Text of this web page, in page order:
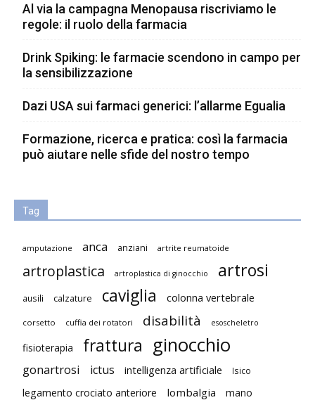
Al via la campagna Menopausa riscriviamo le
regole: il ruolo della farmacia
Drink Spiking: le farmacie scendono in campo per
la sensibilizzazione
Dazi USA sui farmaci generici: l’allarme Egualia
Formazione, ricerca e pratica: così la farmacia
può aiutare nelle sfide del nostro tempo
Tag
amputazione anca anziani artrite reumatoide
artroplastica artroplastica di ginocchio artrosi
ausili calzature caviglia colonna vertebrale
corsetto cuffia dei rotatori disabilità esoscheletro
fisioterapia frattura ginocchio
gonartrosi ictus intelligenza artificiale Isico
legamento crociato anteriore lombalgia
mano